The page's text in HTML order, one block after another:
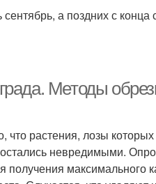
а поздних с
Методы
что растения, лозы
невредимыми.
максимального